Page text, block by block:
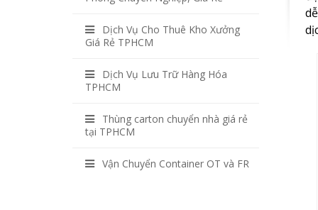
Dịch Vụ Cho Thuê Kho Xưởng
Giá Rẻ TPHCM
Dịch Vụ Lưu Trữ Hàng Hóa
TPHCM
Thùng carton chuyển nhà giá rẻ
tại TPHCM
Vận Chuyển Container OT và FR